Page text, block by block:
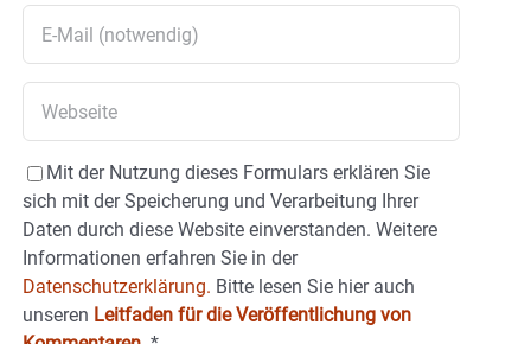
Mit der Nutzung dieses Formulars erklären Sie
sich mit der Speicherung und Verarbeitung Ihrer
Daten durch diese Website einverstanden. Weitere
Informationen erfahren Sie in der
Datenschutzerklärung. Bitte lesen Sie hier auch
unseren Leitfaden für die Veröffentlichung von